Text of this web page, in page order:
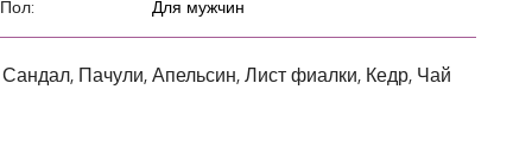
Пол:
Для мужчин
Пачули, Апельсин, Лист фиалки, Кедр, Чай